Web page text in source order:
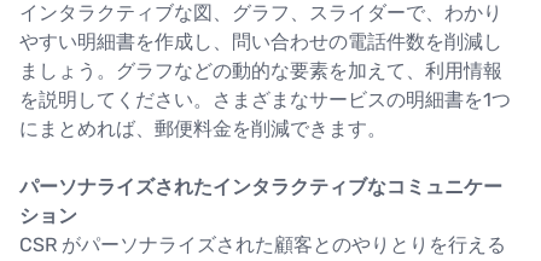
インタラクティブな図、グラフ、スライダーで、わかり
やすい明細書を作成し、問い合わせの電話件数を削減し
ましょう。グラフなどの動的な要素を加えて、利用情報
を説明してください。さまざまなサービスの明細書を1つ
にまとめれば、郵便料金を削減できます。
パーソナライズされたインタラクティブなコミュニケー
ション
CSR がパーソナライズされた顧客とのやりとりを行える